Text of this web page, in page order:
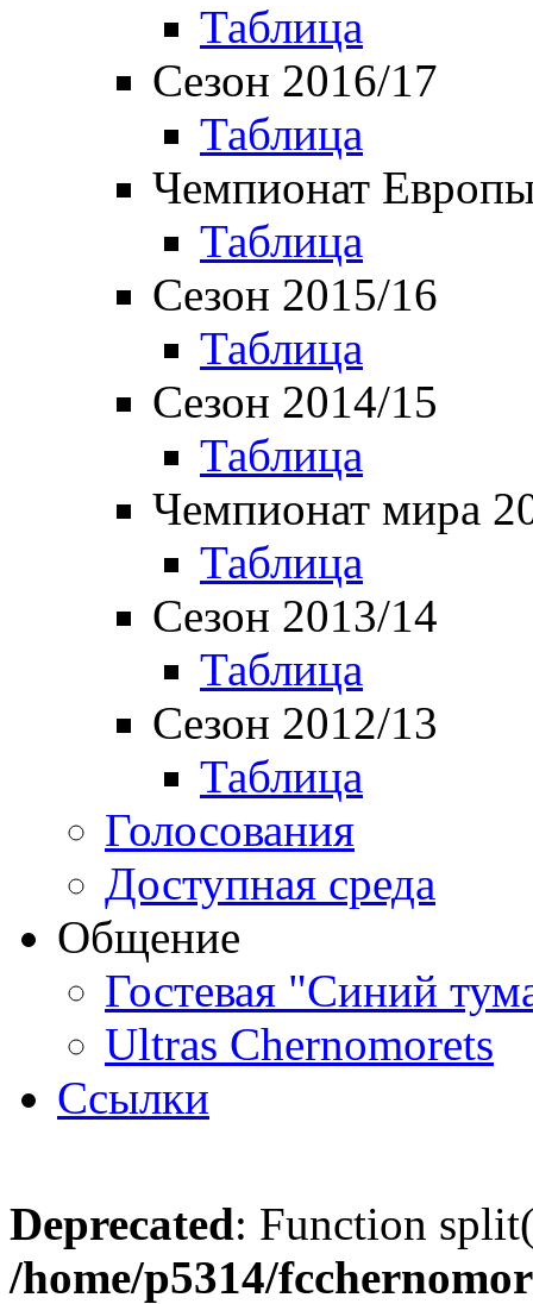
Таблица
Сезон 2016/17
Таблица
Чемпионат
Таблица
Сезон 2015/16
Таблица
Сезон 2014/15
Таблица
Чемпионат мира
Таблица
Сезон 2013/14
Таблица
Сезон 2012/13
Таблица
Голосования
Доступная среда
Общение
Гостевая "Синий
Ultras Chernomorets
Ссылки
Deprecated: Function
/home/p5314/